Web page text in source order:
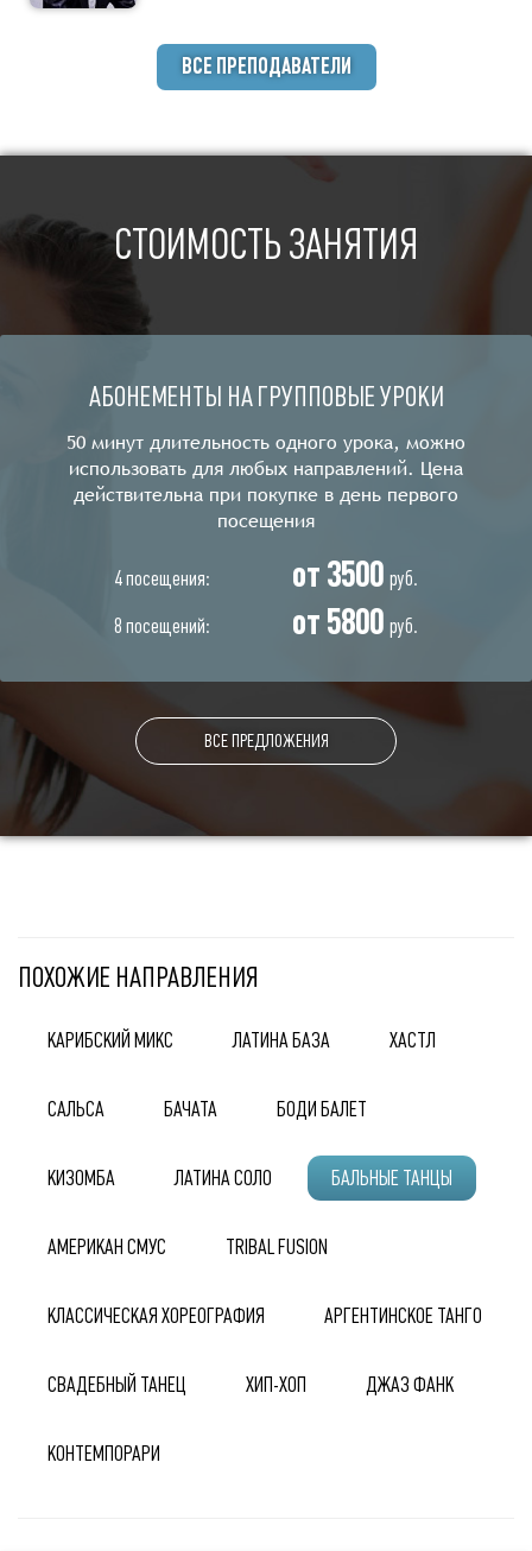
ВСЕ ПРЕПОДАВАТЕЛИ
СТОИМОСТЬ ЗАНЯТИЯ
АБОНЕМЕНТЫ НА ГРУППОВЫЕ УРОКИ
50 минут длительность одного урока, можно
использовать для любых направлений. Цена
действительна при покупке в день первого
посещения
4 посещения: от 3500 руб.
8 посещений:
от 5800 руб.
ВСЕ ПРЕДЛОЖЕНИЯ
ПОХОЖИЕ НАПРАВЛЕНИЯ
КАРИБСКИЙ МИКС ЛАТИНА БАЗА ХАСТЛ
САЛЬСА БАЧАТА БОДИ БАЛЕТ
КИЗОМБА ЛАТИНА СОЛО БАЛЬНЫЕ ТАНЦЫ
АМЕРИКАН СМУС TRIBAL FUSION
КЛАССИЧЕСКАЯ ХОРЕОГРАФИЯ АРГЕНТИНСКОЕ ТАНГО
СВАДЕБНЫЙ ТАНЕЦ ХИП-ХОП ДЖАЗ ФАНК
КОНТЕМПОРАРИ